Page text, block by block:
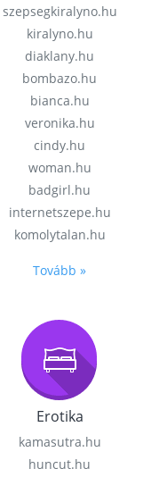
szepsegkiralyno.hu
kiralyno.hu
diaklany.hu
bombazo.hu
bianca.hu
veronika.hu
cindy.hu
woman.hu
badgirl.hu
internetszepe.hu
komolytalan.hu
Tovább »
Erotika
kamasutra.hu
huncut.hu